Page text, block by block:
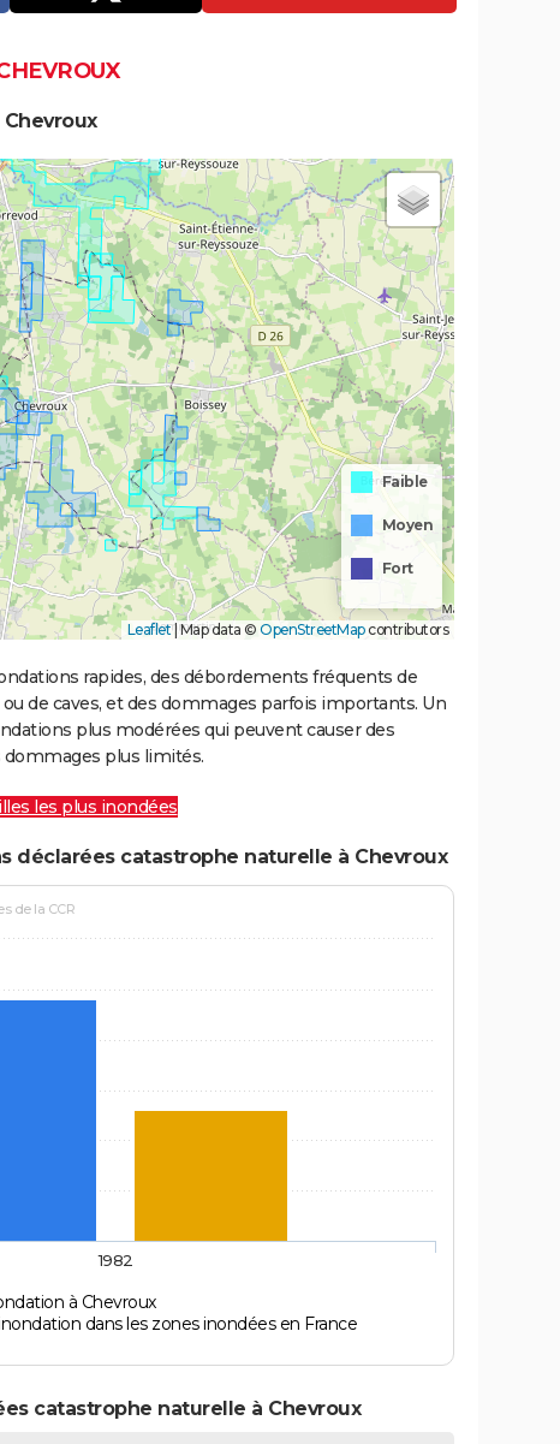
Faible
Moyen
Fort
Leaflet |Map data © OpenStreetMapcontributors
rapides, des débordements fréquents de
de caves, et des dommages parfois importants. Un
plus modérées qui peuvent causer des
plus limités.
les plus inondées
déclarées catastrophe naturelle à Chevroux
de la CCR
à Chevroux
dans les zones inondées en France
1982
catastrophe naturelle à Chevroux